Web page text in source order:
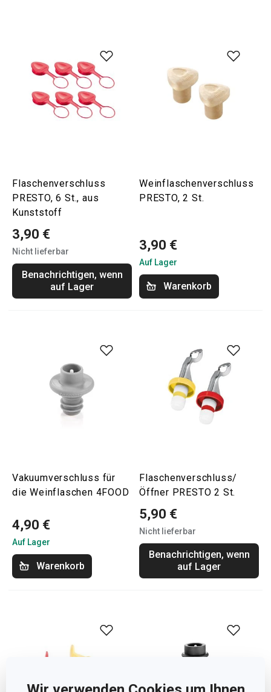
Flaschenverschluss
PRESTO, 6 St., aus
Kunststoff
3,90 €
Nicht lieferbar
Benachrichtigen, wenn
auf Lager
Weinflaschenverschluss
PRESTO, 2 St.
3,90 €
Auf Lager
Warenkorb
Vakuumverschluss für
die Weinflaschen 4FOOD
4,90 €
Auf Lager
Warenkorb
Flaschenverschluss/
Öffner PRESTO 2 St.
5,90 €
Nicht lieferbar
Benachrichtigen, wenn
auf Lager